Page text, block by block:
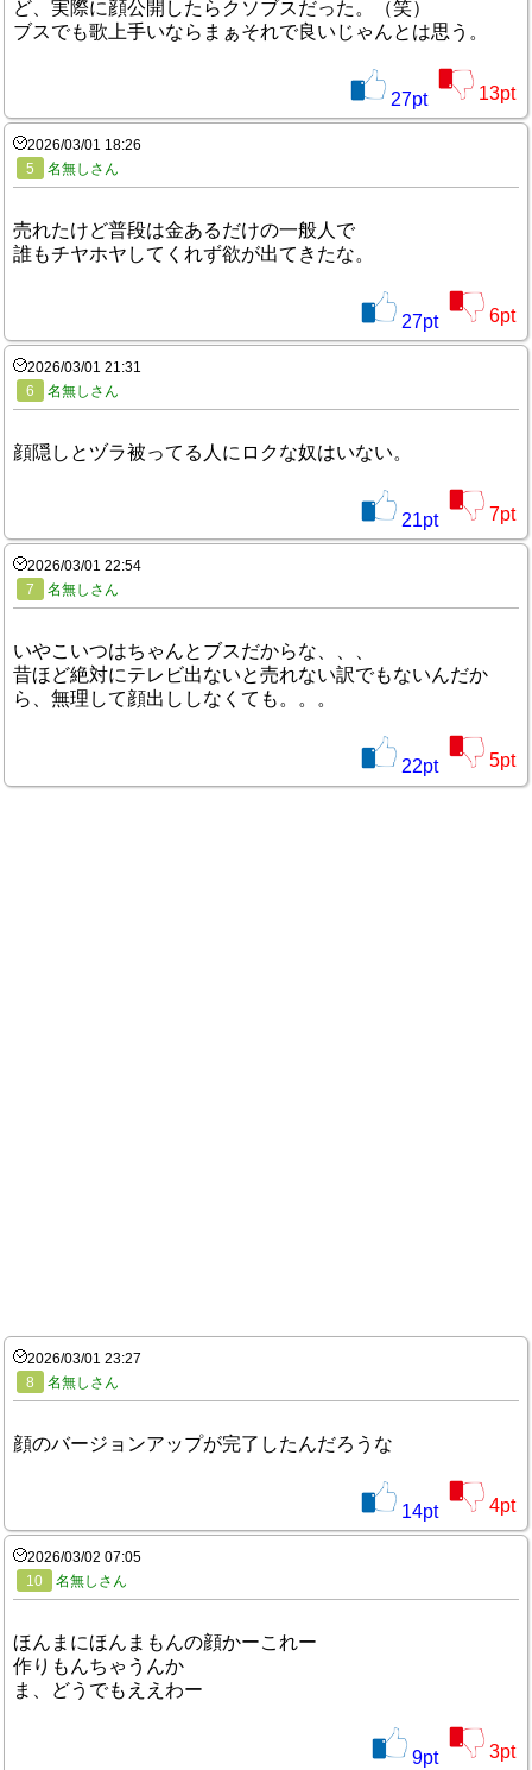
ど、実際に顔公開したらクソブスだった。（笑）
ブスでも歌上手いならまぁそれで良いじゃんとは思う。
27pt 13pt
2026/03/01 18:26
5
名無しさん
売れたけど普段は金あるだけの一般人で
誰もチヤホヤしてくれず欲が出てきたな。
27pt 6pt
2026/03/01 21:31
6
名無しさん
顔隠しとヅラ被ってる人にロクな奴はいない。
21pt 7pt
2026/03/01 22:54
7
名無しさん
いやこいつはちゃんとブスだからな、、、
昔ほど絶対にテレビ出ないと売れない訳でもないんだか
ら、無理して顔出ししなくても。。。
22pt 5pt
2026/03/01 23:27
8
名無しさん
顔のバージョンアップが完了したんだろうな
14pt 4pt
2026/03/02 07:05
10
名無しさん
ほんまにほんまもんの顔かーこれー
作りもんちゃうんか
ま、どうでもええわー
9pt 3pt